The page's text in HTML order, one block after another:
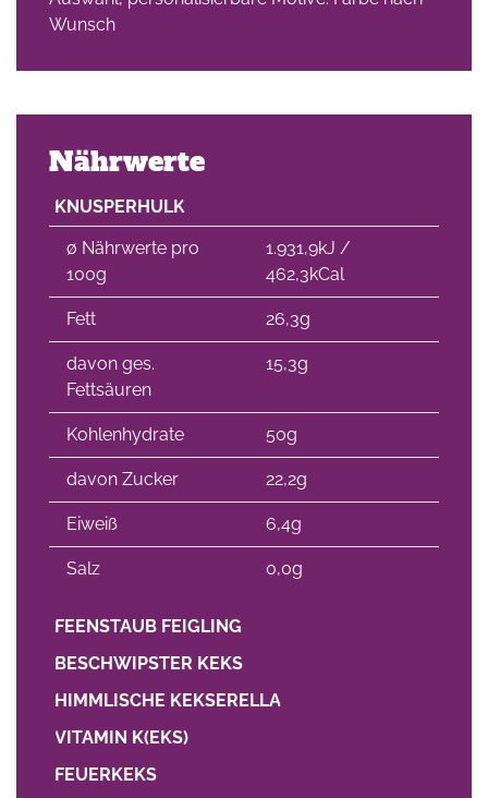
Wunsch
Nährwerte
KNUSPERHULK
∅ Nährwerte pro
100g
1.931,9kJ /
462,3kCal
Fett 26,3g
davon ges.
Fettsäuren
15,3g
Kohlenhydrate 50g
davon Zucker 22,2g
Eiweiß 6,4g
Salz 0,0g
FEENSTAUB FEIGLING
BESCHWIPSTER KEKS
HIMMLISCHE KEKSERELLA
VITAMIN K(EKS)
FEUERKEKS